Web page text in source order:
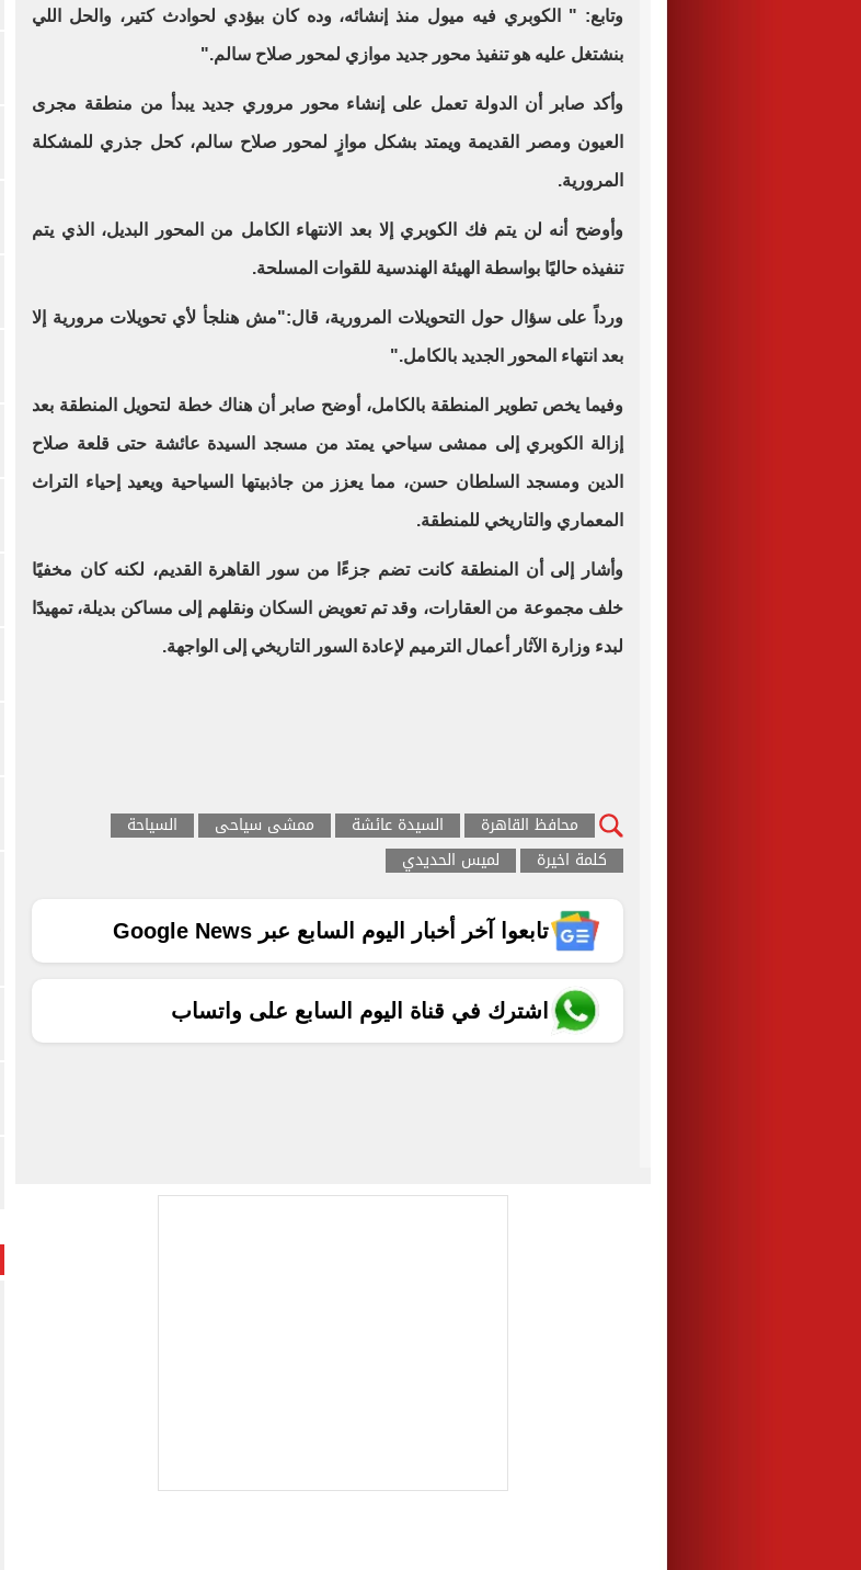
وتابع: " الكوبري فيه ميول منذ إنشائه، وده كان بيؤدي لحوادث كتير، والحل اللي
بنشتغل عليه هو تنفيذ محور جديد موازي لمحور صلاح سالم."
وأكد صابر أن الدولة تعمل على إنشاء محور مروري جديد يبدأ من منطقة مجرى
العيون ومصر القديمة ويمتد بشكل موازٍ لمحور صلاح سالم، كحل جذري للمشكلة
المرورية.
وأوضح أنه لن يتم فك الكوبري إلا بعد الانتهاء الكامل من المحور البديل، الذي يتم
تنفيذه حاليًا بواسطة الهيئة الهندسية للقوات المسلحة.
ورداً على سؤال حول التحويلات المرورية، قال:"مش هنلجأ لأي تحويلات مرورية إلا
بعد انتهاء المحور الجديد بالكامل."
وفيما يخص تطوير المنطقة بالكامل، أوضح صابر أن هناك خطة لتحويل المنطقة بعد
إزالة الكوبري إلى ممشى سياحي يمتد من مسجد السيدة عائشة حتى قلعة صلاح
الدين ومسجد السلطان حسن، مما يعزز من جاذبيتها السياحية ويعيد إحياء التراث
المعماري والتاريخي للمنطقة.
وأشار إلى أن المنطقة كانت تضم جزءًا من سور القاهرة القديم، لكنه كان مخفيًا
خلف مجموعة من العقارات، وقد تم تعويض السكان ونقلهم إلى مساكن بديلة، تمهيدًا
لبدء وزارة الآثار أعمال الترميم لإعادة السور التاريخي إلى الواجهة.
محافظ القاهرة السيدة عائشة ممشى سياحى
السياحة
كلمة اخيرة
لميس الحديدي
تابعوا آخر أخبار اليوم السابع عبر Google News
اشترك في قناة اليوم السابع على واتساب